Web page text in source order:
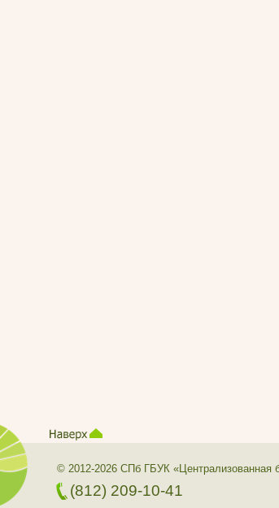
© 2012-2026 СПб ГБУК «Централизованная
(812) 209-10-41